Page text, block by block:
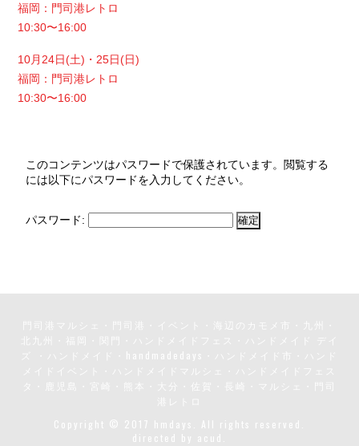
福岡：門司港レトロ
10:30〜16:00
10月24日(土)・25日(日)
福岡：門司港レトロ
10:30〜16:00
このコンテンツはパスワードで保護されています。閲覧する
には以下にパスワードを入力してください。
パスワード:
門司港マルシェ・門司港・イベント・海辺のカモメ市・九州・
ズ ・ハンドメイド・handmadedays・ハンドメイド市・ハンド
タ・鹿児島・宮崎・熊本・大分・佐賀・長崎・マルシェ・門司
Copyright © 2017 hmdays. All rights reserved.
directed by acud.